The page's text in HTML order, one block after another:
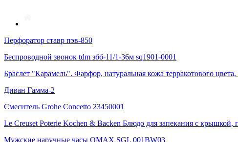
Перфоратор ставр пэв-850
Беспроводной звонок tdm збб-11/1-36м sq1901-0001
Браслет "Карамель". Фарфор, натуральная кожа терракотового
Диван Гамма-2
Смеситель Grohe Concetto 23450001
Le Creuset Poterie Kochen & Backen Блюдо для запекания с крышкой,
Мужские наручные часы OMAX SGL 001BW03